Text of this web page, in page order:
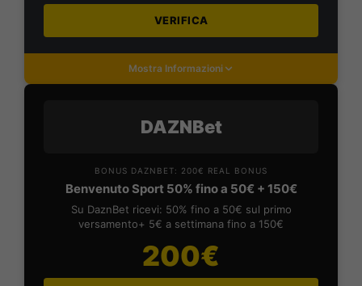
VERIFICA
Mostra Informazioni
DAZNBet
BONUS DAZNBET: 200€ REAL BONUS
Benvenuto Sport 50% fino a 50€ + 150€
Su DaznBet ricevi: 50% fino a 50€ sul primo
versamento+ 5€ a settimana fino a 150€
200€